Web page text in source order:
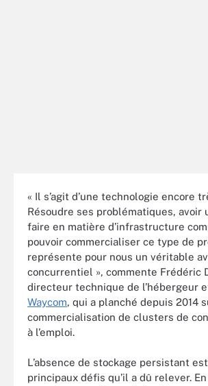
« Il s’agit d’une technologie encore
Résoudre ses problématiques, avoir
faire en matière d’infrastructure
pouvoir commercialiser ce type de
représente pour nous un véritable
concurrentiel », commente Frédéric
directeur technique de l’hébergeur
Waycom, qui a planché depuis 2014
commercialisation de clusters de
à l’emploi.
L’absence de stockage persistant est
principaux défis qu’il a dû relever.